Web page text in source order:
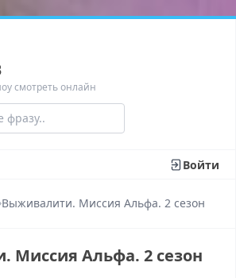
смотреть онлайн
Войти
›Выживалити. Миссия Альфа. 2 сезон
Миссия Альфа. 2 сезон